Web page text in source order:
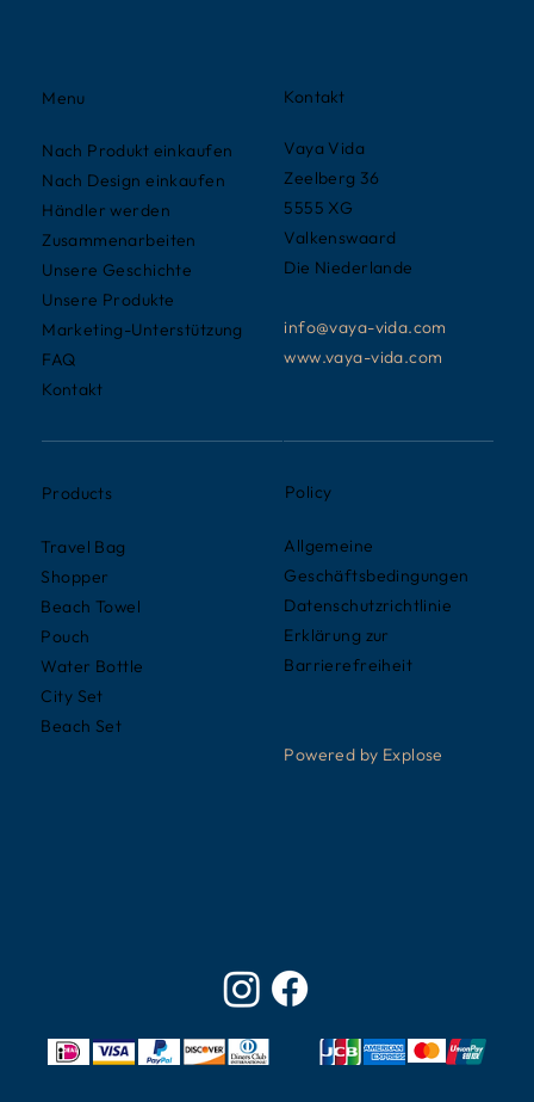
Kontakt
Vaya Vida
Zeelberg 36
5555 XG
Valkenswaard
Die Niederlande
info@vaya-vida.com
www.vaya-vida.com
Menu
Nach Produkt einkaufen
Nach Design einkaufen
Händler werden
Zusammenarbeiten
Unsere Geschichte
Unsere Produkte
Marketing-Unterstützung
FAQ
Kontakt
Products
Travel Bag
Shopper
Beach Towel
Pouch
Water Bottle
City Set
Beach Set
Policy
Allgemeine
Geschäftsbedingungen
Datenschutzrichtlinie
Erklärung zur
Barrierefreiheit
Powered by Explose